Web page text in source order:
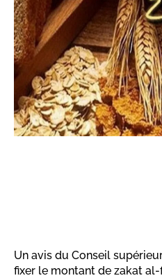
Un avis du Conseil
fixer le montant de zakat al-